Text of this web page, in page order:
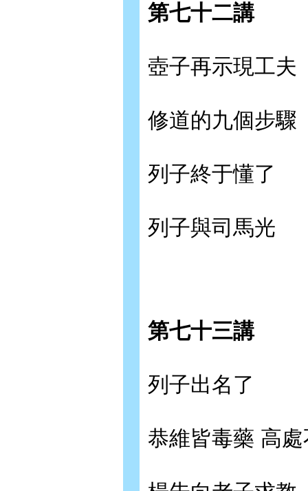
第七十二講
壺子再示現工夫
修道的九個步驟
列子終于懂了
列子與司馬光
第七十三講
列子出名了
恭維皆毒藥 高